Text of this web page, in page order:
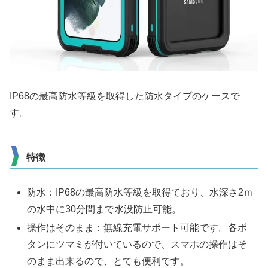
IP68の最高防水等級を取得した防水タイプのケースで
す。
特徴
防水：IP68の最高防水等級を取得ており、水深さ2ｍ
の水中に30分間まで水没防止可能。
操作はそのまま：無線充電サポート可能です。各ボ
タンにツマミが付いているので、スマホの操作はそ
のまま出来るので、とても便利です。